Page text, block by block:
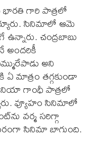
గారి పాత్రలో
సినిమాలో ఆమె
చంద్రబాబు
అందరికీ
అని
ఏ మాత్రం తగ్గకుండా
గాంధీ పాత్రలో
వ్యూహం సినిమాలో
వర్మ సరిగ్గా
సినిమా బాగుంది.